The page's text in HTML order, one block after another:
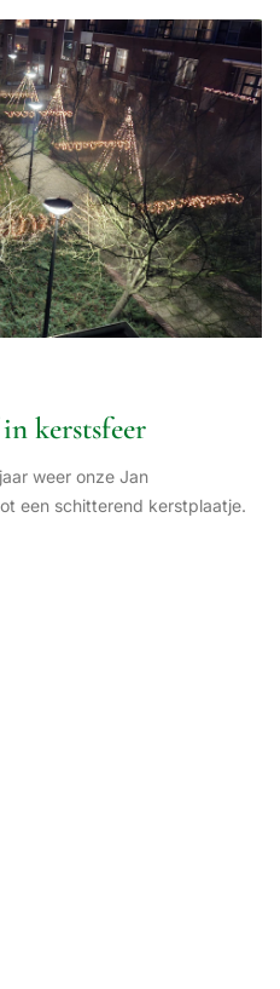
kerstsfeer
weer onze Jan
een schitterend kerstplaatje.